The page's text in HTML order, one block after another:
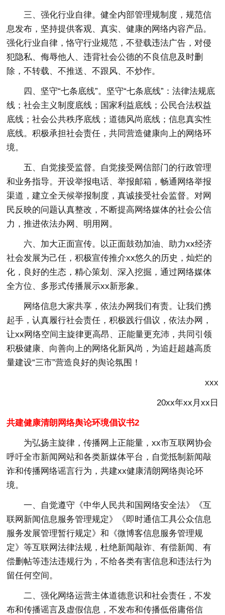
三、强化行业自律。健全内部管理规制度，规范信
息发布，坚持提供客观、真实、健康的网络内容产品。
强化行业自律，恪守行业规范，不登载违法广告，对侵
犯隐私、侮辱他人、违背社会公德的不良信息及时删
除，不转载、不推送、不跟风、不炒作。
四、坚守“七条底线”。坚守“七条底线”：法律法规底
线；社会主义制度底线；国家利益底线；公民合法权益
底线；社会公共秩序底线；道德风尚底线；信息真实性
底线。积极承担社会责任，共同营造健康向上的网络环
境。
五、自觉接受监督。自觉接受网信部门的行政管理
和业务指导。开设举报电话、举报邮箱，畅通网络举报
渠道，建立全天候举报制度，真诚接受社会监督。对网
民反映的问题认真整改，不断提高网络媒体的社会公信
力，推进依法办网、明用网。
六、加大正面宣传。以正面鼓劲加油、助力xx经济
社会发展为己任，积极宣传推介xx悠久的历史，灿烂的
化，良好的生态，精心策划、深入挖掘，通过网络媒体
全方位、多形式传播展示xx新形象。
网络信息大家共享，依法办网我们有责。让我们携
起手，认真履行社会责任，积极践行倡议，依法办网，
让xx网络空间主旋律更高昂、正能量更充沛，共同引领
积极健康、向善向上的网络化新风尚，为追赶超越高质
量建设“三市”营造良好的舆论氛围！
xxx
20xx年xx月xx日
共建健康清朗网络舆论环境倡议书2
为弘扬主旋律，传播网上正能量，xx市互联网协会
呼吁全市新闻网站和各类新媒体平台，自觉抵制新闻敲
诈和传播网络谣言行为，共建xx健康清朗网络舆论环
境。
一、自觉遵守《中华人民共和国网络安全法》《互
联网新闻信息服务管理规定》《即时通信工具公众信息
服务发展管理暂行规定》和《微博客信息服务管理规
定》等互联网法律法规，杜绝新闻敲诈、有偿新闻、有
偿删帖等违法违规行为，不给各类有害信息和违法行为
留任何空间。
二、强化网络运营主体道德意识和社会责任，不发
布和传播谣言及虚假信息，不发布和传播低俗庸俗信